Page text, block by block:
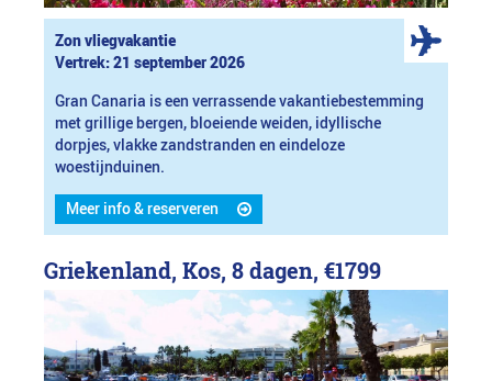
Zon vliegvakantie
Vertrek: 21 september 2026
Gran Canaria is een verrassende vakantiebestemming
met grillige bergen, bloeiende weiden, idyllische
dorpjes, vlakke zandstranden en eindeloze
woestijnduinen.
Meer info & reserveren
Griekenland, Kos, 8 dagen, €1799